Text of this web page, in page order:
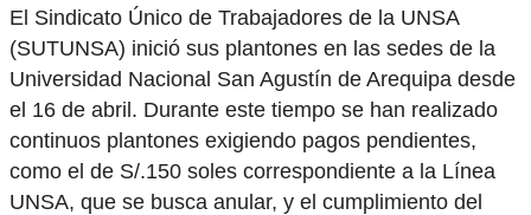
El Sindicato Único de Trabajadores de la UNSA
(SUTUNSA) inició sus plantones en las sedes de la
Universidad Nacional San Agustín de Arequipa desde
el 16 de abril. Durante este tiempo se han realizado
continuos plantones exigiendo pagos pendientes,
como el de S/.150 soles correspondiente a la Línea
UNSA, que se busca anular, y el cumplimiento del